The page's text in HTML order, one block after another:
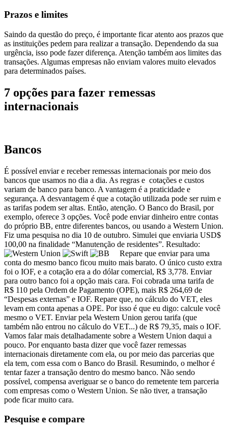
Prazos e limites
Saindo da questão do preço, é importante ficar atento aos prazos que
as instituições pedem para realizar a transação. Dependendo da sua
urgência, isso pode fazer diferença. Atenção também aos limites das
transações. Algumas empresas não enviam valores muito elevados
para determinados países.
7 opções para fazer remessas
internacionais
Bancos
É possível enviar e receber remessas internacionais por meio dos
bancos que usamos no dia a dia. As regras e cotações e custos
variam de banco para banco. A vantagem é a praticidade e
segurança. A desvantagem é que a cotação utilizada pode ser ruim e
as tarifas podem ser altas. Então, atenção. O Banco do Brasil, por
exemplo, oferece 3 opções. Você pode enviar dinheiro entre contas
do próprio BB, entre diferentes bancos, ou usando a Western Union.
Fiz uma pesquisa no dia 10 de outubro. Simulei que enviaria USD$
100,00 na finalidade “Manutenção de residentes”. Resultado:
Repare que enviar para uma
conta do mesmo banco ficou muito mais barato. O único custo extra
foi o IOF, e a cotação era a do dólar comercial, R$ 3,778. Enviar
para outro banco foi a opção mais cara. Foi cobrada uma tarifa de
R$ 110 pela Ordem de Pagamento (OPE), mais R$ 264,69 de
“Despesas externas” e IOF. Repare que, no cálculo do VET, eles
levam em conta apenas a OPE. Por isso é que eu digo: calcule você
mesmo o VET. Enviar pela Western Union gerou tarifa (que
também não entrou no cálculo do VET...) de R$ 79,35, mais o IOF.
Vamos falar mais detalhadamente sobre a Western Union daqui a
pouco. Por enquanto basta dizer que você fazer remessas
internacionais diretamente com ela, ou por meio das parcerias que
ela tem, com essa com o Banco do Brasil. Resumindo, o melhor é
tentar fazer a transação dentro do mesmo banco. Não sendo
possível, compensa averiguar se o banco do remetente tem parceria
com empresas como o Western Union. Se não tiver, a transação
pode ficar muito cara.
Pesquise e compare